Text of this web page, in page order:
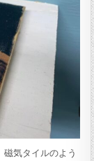
気タイルのよう